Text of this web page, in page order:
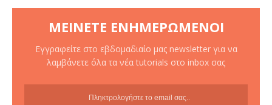
ΜΕΊΝΕΤΕ ΕΝΗΜΕΡΩΜΈΝΟΙ
Εγγραφείτε στο εβδομαδιαίο μας newsletter για να
λαμβάνετε όλα τα νέα tutorials στο inbox σας